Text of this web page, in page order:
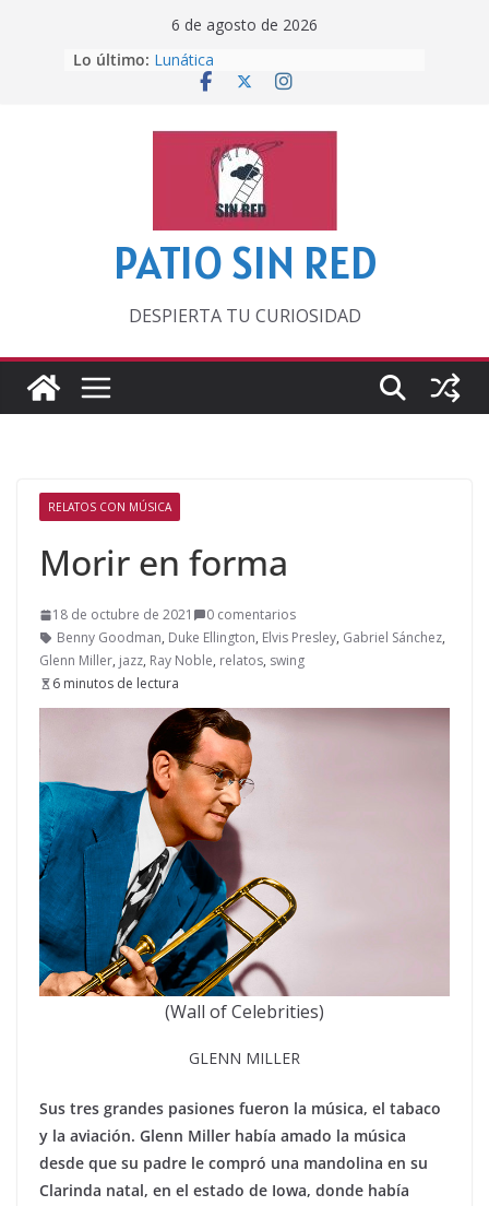
6 de agosto de 2026
Lo último: Lunática
Pero, hasta entonces…
‘La broma infinita’ de recomendar
lecturas veraniegas
Otra del Mundial
PATIO SIN RED
DESPIERTA TU CURIOSIDAD
RELATOS CON MÚSICA
Morir en forma
18 de octubre de 2021
0 comentarios
Benny Goodman, Duke Ellington, Elvis Presley, Gabriel Sánchez,
Glenn Miller, jazz, Ray Noble, relatos, swing
6 minutos de lectura
(Wall of Celebrities)
GLENN MILLER
Sus tres grandes pasiones fueron la música, el tabaco
y la aviación. Glenn Miller había amado la música
desde que su padre le compró una mandolina en su
Clarinda natal, en el estado de Iowa, donde había